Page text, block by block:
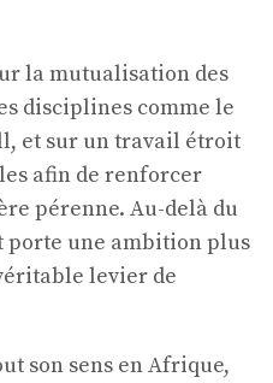
la mutualisation des
disciplines comme le
et sur un travail étroit
afin de renforcer
pérenne. Au-delà du
porte une ambition plus
levier de
son sens en Afrique,